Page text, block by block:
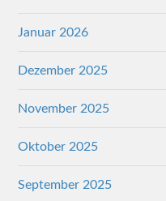
Januar 2026
Dezember 2025
November 2025
Oktober 2025
September 2025